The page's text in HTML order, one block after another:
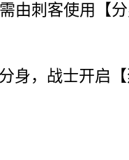
由刺客使用【
身，战士开启